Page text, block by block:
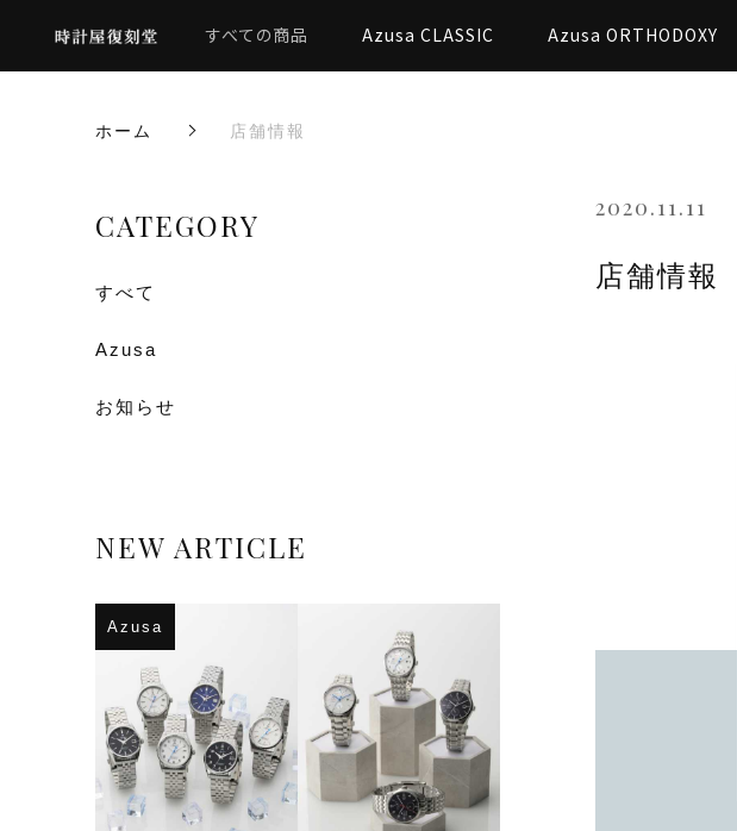
すべての商品 Azusa CLASSIC Azusa ORTHODOXY
ホーム 店舗情報
2020.11.11
店舗情報
CATEGORY
すべて
Azusa
お知らせ
NEW ARTICLE
Azusa